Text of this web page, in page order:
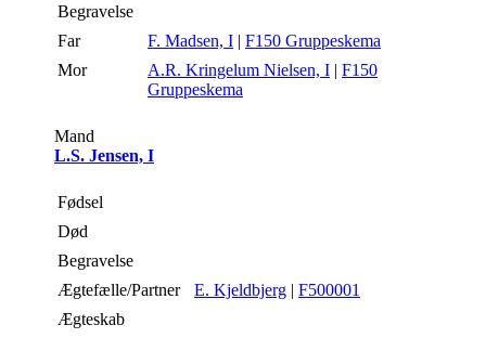
Begravelse
Far
F. Madsen, I | F150 Gruppeskema
Mor
A.R. Kringelum Nielsen, I | F150
Gruppeskema
Mand
L.S. Jensen, I
Fødsel
Død
Begravelse
Ægtefælle/Partner
E. Kjeldbjerg | F500001
Ægteskab